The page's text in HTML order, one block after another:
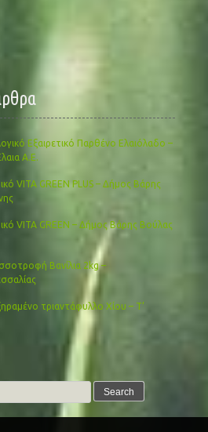
Εξαιρετικό Παρθένο Ελαιόλαδο –
Α.Ε.
VITA GREEN PLUS – Δήμος Βάρης
VITA GREEN – Δήμος Βάρης Βούλας
Βανίλια 2kg –
τριαντάφυλλο Χίου – Τ’